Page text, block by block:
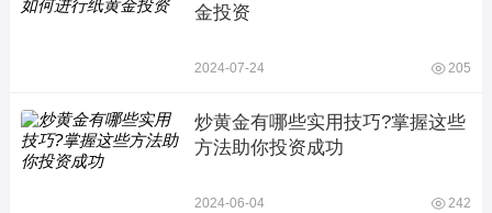
金投资
2024-07-24 205
炒黄金有哪些实用技巧?掌握这些
方法助你投资成功
2024-06-04 242